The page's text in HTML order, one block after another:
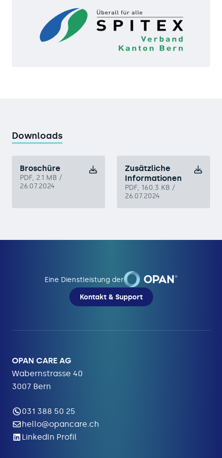
Downloads
Broschüre
PDF, 2.1 MB /
26.07.2024
Zusätzliche
Informationen
PDF, 160.3 KB /
26.07.2024
Eine Dienstleistung der
Kontakt & Support
OPAN CARE AG
Wabernstrasse 40
3007 Bern
031 388 50 25
hello@opancare.ch
LinkedIn Profil